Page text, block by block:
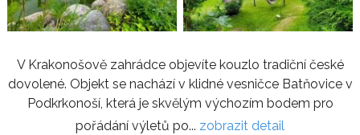
V Krakonošově zahrádce objevíte kouzlo tradiční české
dovolené. Objekt se nachází v klidné vesničce Batňovice v
Podkrkonoší, která je skvělým výchozím bodem pro
pořádání výletů po... zobrazit detail